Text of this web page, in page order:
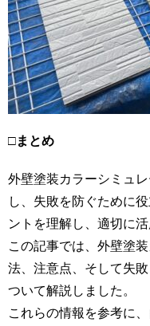
□まとめ
外壁塗装カラーシミュ
し、失敗を防ぐために
ントを理解し、適切に
この記事では、外壁塗
法、注意点、そして失
ついて解説しました。
これらの情報を参考に